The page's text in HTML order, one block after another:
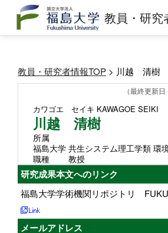
教員・研究
教員・研究者情報TOP > 川越 清樹
（最終更新
カワゴエ セイキ KAWAGOE SEIKI
川越 清樹
所属
福島大学 共生システム理工学類 環
職種
教授
研究成果本文へのリンク
福島大学学術機関リポジトリ
メールアドレス